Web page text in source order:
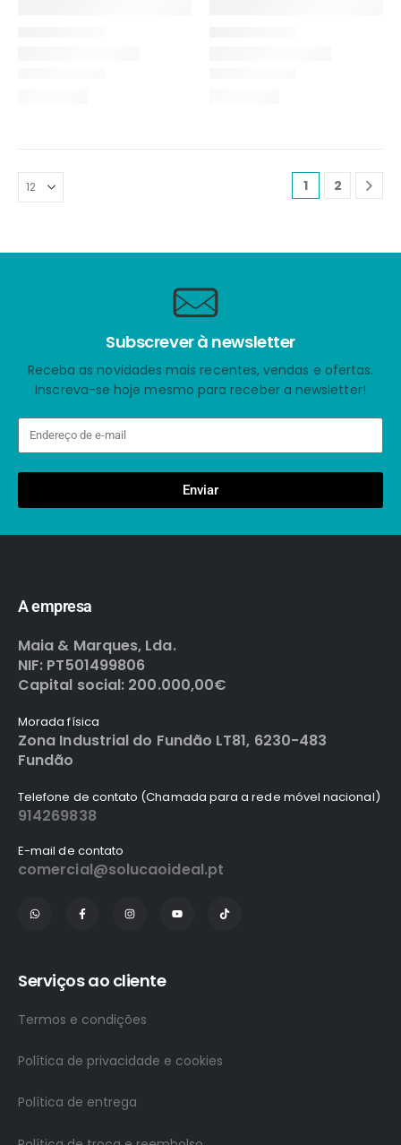
1 2
Subscrever à newsletter
Receba as novidades mais recentes, vendas e ofertas.
Inscreva-se hoje mesmo para receber a newsletter!
Enviar
A empresa
Maia & Marques, Lda.
NIF: PT501499806
Capital social: 200.000,00€
Morada física
Zona Industrial do Fundão LT81, 6230-483
Fundão
Telefone de contato (Chamada para a rede móvel nacional)
914269838
E-mail de contato
comercial@solucaoideal.pt
Serviços ao cliente
Termos e condições
Política de privacidade e cookies
Política de entrega